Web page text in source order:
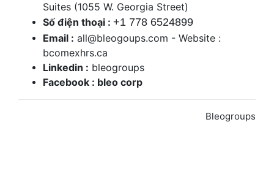
Suites (1055 W. Georgia Street)
Số điện thoại : +1 778 6524899
Email : all@bleogoups.com - Website :
bcomexhrs.ca
Linkedin : bleogroups
Facebook : bleo corp
Bleogroups